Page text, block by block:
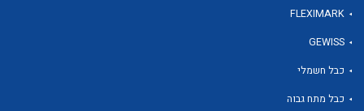
FLEXIMARK
GEWISS
כבל חשמלי
כבל מתח גבוה